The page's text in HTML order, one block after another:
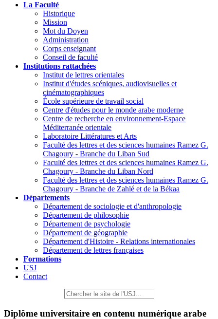
La Faculté
Historique
Mission
Mot du Doyen
Administration
Corps enseignant
Conseil de faculté
Institutions rattachées
Institut de lettres orientales
Institut d'études scéniques, audiovisuelles et
cinématographiques
École supérieure de travail social
Centre d'études pour le monde arabe moderne
Centre de recherche en environnement-Espace
Méditerranée orientale
Laboratoire Littératures et Arts
Faculté des lettres et des sciences humaines Ramez G.
Chagoury - Branche du Liban Sud
Faculté des lettres et des sciences humaines Ramez G.
Chagoury - Branche du Liban Nord
Faculté des lettres et des sciences humaines Ramez G.
Chagoury - Branche de Zahlé et de la Békaa
Départements
Département de sociologie et d'anthropologie
Département de philosophie
Département de psychologie
Département de géographie
Département d'Histoire - Relations internationales
Département de lettres françaises
Formations
USJ
Contact
Diplôme universitaire en contenu numérique arabe